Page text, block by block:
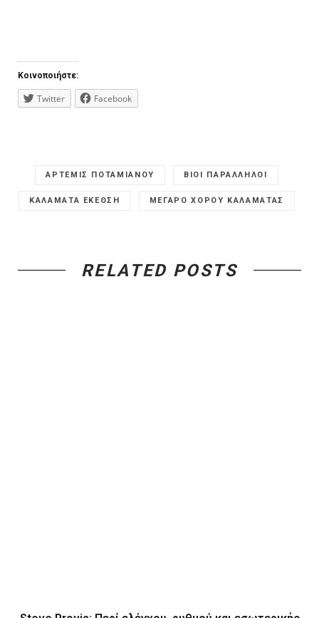
Κοινοποιήστε:
Twitter Facebook
ΑΡΤΕΜΙΣ ΠΟΤΑΜΙΑΝΟΥ ΒΙΟΙ ΠΑΡΑΛΛΗΛΟΙ
ΚΑΛΑΜΑΤΑ ΕΚΕΘΣΗ ΜΕΓΑΡΟ ΧΟΡΟΥ ΚΑΛΑΜΑΤΑΣ
RELATED POSTS